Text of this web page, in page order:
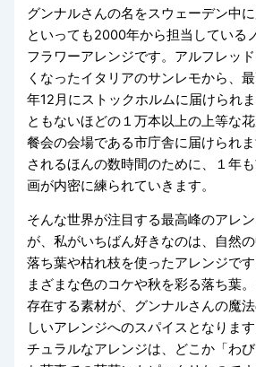
グンナルさんの名をスウェーデン中
といっても2000年から担当している
フラワーアレンジです。アルフレッ
くなったイタリアのサンレモから、
年12月にストックホルムに届けられ
ともないほどの１万本以上の上等な
餐会の会場である市庁舎に届けられ
されるほんの数時間のために、１年
画が内密に練られていきます。
そんな世界が注目する最高峰のアレ
が、私がいちばん好きなのは、自然
落ち葉や枯れ枝を使ったアレンジで
まざまな色のコケや秋を彩る落ち葉
存在する素材が、グンナルさんの魔
しいアレンジへのスパイスとなりま
チュラルなアレンジは、どこか「わび